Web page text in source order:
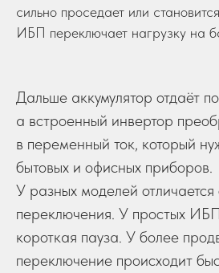
сильно проседает или
ИБП переключает нагрузку на
Дальше аккумулятор отдаёт
а встроенный инвертор
в переменный ток, который
бытовых и офисных приборов.
У разных моделей отличается
переключения. У простых
короткая пауза. У более
переключение происходит